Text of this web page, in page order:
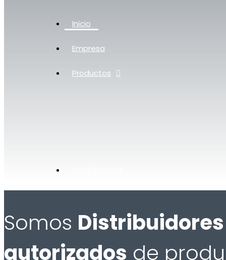
Inicio
Empresa
Productos
Somos Distribuidores
autorizados de